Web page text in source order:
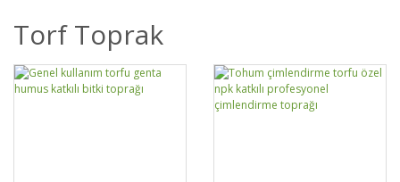
Torf Toprak